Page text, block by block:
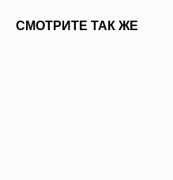
СМОТРИТЕ ТАК ЖЕ